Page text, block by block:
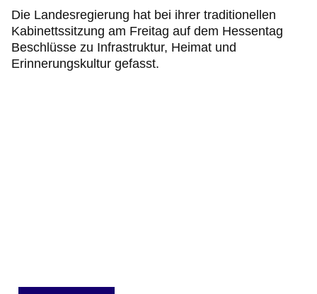
Die Landesregierung hat bei ihrer traditionellen
Kabinettssitzung am Freitag auf dem Hessentag
Beschlüsse zu Infrastruktur, Heimat und
Erinnerungskultur gefasst.